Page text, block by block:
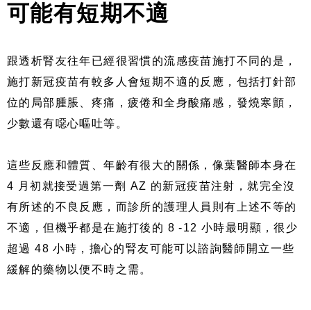
可能有短期不適
跟透析腎友往年已經很習慣的流感疫苗施打不同的是，
施打新冠疫苗有較多人會短期不適的反應，包括打針部
位的局部腫脹、疼痛，疲倦和全身酸痛感，發燒寒顫，
少數還有噁心嘔吐等。
這些反應和體質、年齡有很大的關係，像葉醫師本身在
4 月初就接受過第一劑 AZ 的新冠疫苗注射，就完全沒
有所述的不良反應，而診所的護理人員則有上述不等的
不適，但機乎都是在施打後的 8 -12 小時最明顯，很少
超過 48 小時，擔心的腎友可能可以諮詢醫師開立一些
緩解的藥物以便不時之需。